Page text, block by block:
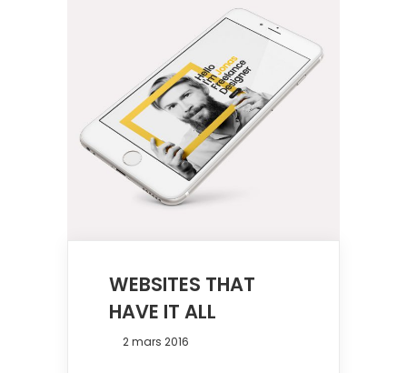
WEBSITES THAT
HAVE IT ALL
2 mars 2016